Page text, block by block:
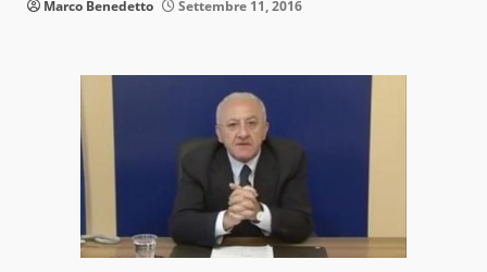
Marco Benedetto Settembre 11, 2016